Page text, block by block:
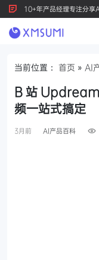
10+年产品经理专注分
产品创新，按 Ctrl+D 收
当前位置： 首页 » AI
B 站 Updream
频一站式搞定
3月前 AI产品百科